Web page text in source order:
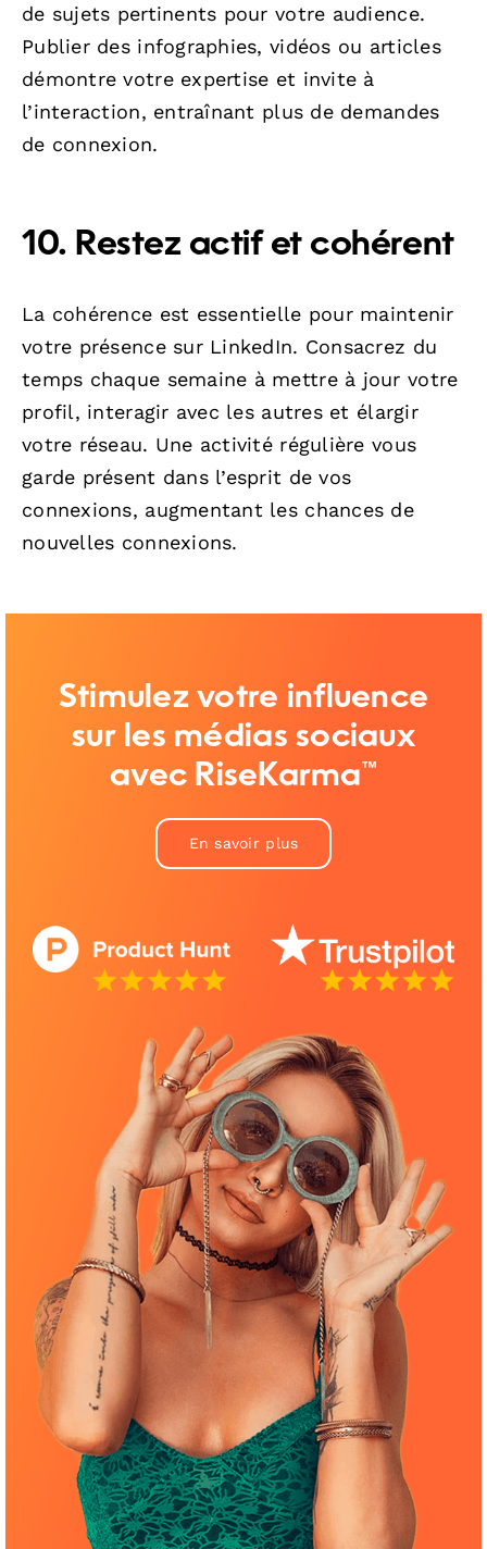
de sujets pertinents pour votre audience.
Publier des infographies, vidéos ou articles
démontre votre expertise et invite à
l’interaction, entraînant plus de demandes
de connexion.
10. Restez actif et cohérent
La cohérence est essentielle pour maintenir
votre présence sur LinkedIn. Consacrez du
temps chaque semaine à mettre à jour votre
profil, interagir avec les autres et élargir
votre réseau. Une activité régulière vous
garde présent dans l’esprit de vos
connexions, augmentant les chances de
nouvelles connexions.
Stimulez votre influence
sur les médias sociaux
avec RiseKarma™
En savoir plus